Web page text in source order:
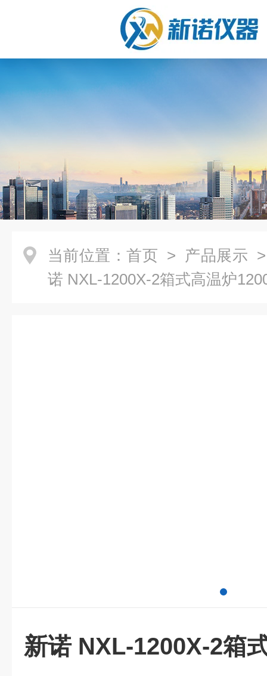
当前位置： 首页 > 产品展示
诺 NXL-1200X-2箱式高温炉
新诺 NXL-1200X-2箱